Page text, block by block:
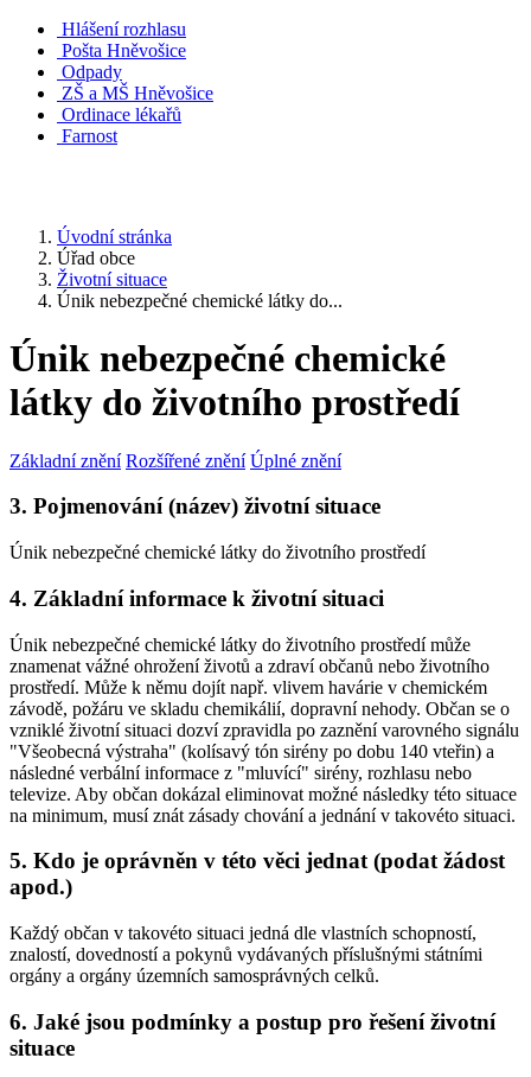
Hlášení rozhlasu
Pošta Hněvošice
Odpady
ZŠ a MŠ Hněvošice
Ordinace lékařů
Farnost
Úvodní stránka
Úřad obce
Životní situace
Únik nebezpečné chemické látky do...
Únik nebezpečné chemické
látky do životního prostředí
Základní znění Rozšířené znění Úplné znění
3. Pojmenování (název) životní situace
Únik nebezpečné chemické látky do životního prostředí
4. Základní informace k životní situaci
Únik nebezpečné chemické látky do životního prostředí může
znamenat vážné ohrožení životů a zdraví občanů nebo životního
prostředí. Může k němu dojít např. vlivem havárie v chemickém
závodě, požáru ve skladu chemikálií, dopravní nehody. Občan se o
vzniklé životní situaci dozví zpravidla po zaznění varovného signálu
"Všeobecná výstraha" (kolísavý tón sirény po dobu 140 vteřin) a
následné verbální informace z "mluvící" sirény, rozhlasu nebo
televize. Aby občan dokázal eliminovat možné následky této situace
na minimum, musí znát zásady chování a jednání v takovéto situaci.
5. Kdo je oprávněn v této věci jednat (podat žádost
apod.)
Každý občan v takovéto situaci jedná dle vlastních schopností,
znalostí, dovedností a pokynů vydávaných příslušnými státními
orgány a orgány územních samosprávných celků.
6. Jaké jsou podmínky a postup pro řešení životní
situace